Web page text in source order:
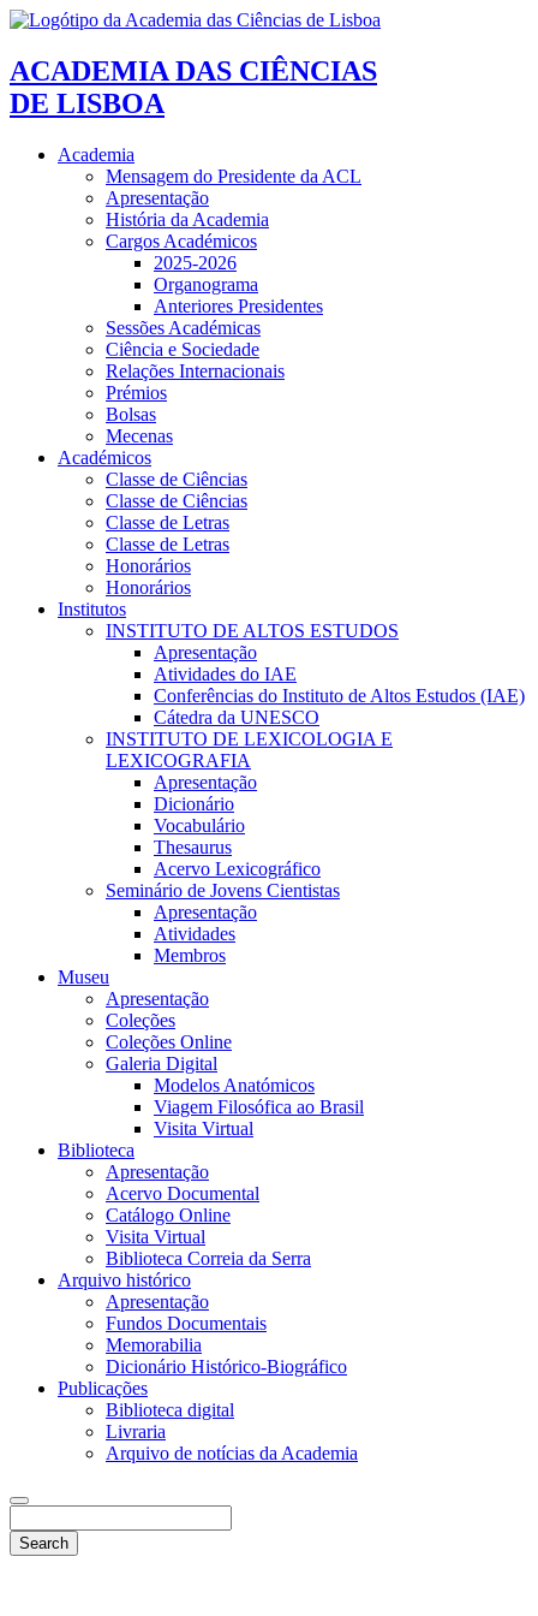
ACADEMIA DAS CIÊNCIAS
DE LISBOA
Academia
Mensagem do Presidente da ACL
Apresentação
História da Academia
Cargos Académicos
2025-2026
Organograma
Anteriores Presidentes
Sessões Académicas
Ciência e Sociedade
Relações Internacionais
Prémios
Bolsas
Mecenas
Académicos
Classe de Ciências
Classe de Ciências
Classe de Letras
Classe de Letras
Honorários
Honorários
Institutos
INSTITUTO DE ALTOS ESTUDOS
Apresentação
Atividades do IAE
Conferências do Instituto de Altos Estudos (IAE)
Cátedra da UNESCO
INSTITUTO DE LEXICOLOGIA E
LEXICOGRAFIA
Apresentação
Dicionário
Vocabulário
Thesaurus
Acervo Lexicográfico
Seminário de Jovens Cientistas
Apresentação
Atividades
Membros
Museu
Apresentação
Coleções
Coleções Online
Galeria Digital
Modelos Anatómicos
Viagem Filosófica ao Brasil
Visita Virtual
Biblioteca
Apresentação
Acervo Documental
Catálogo Online
Visita Virtual
Biblioteca Correia da Serra
Arquivo histórico
Apresentação
Fundos Documentais
Memorabilia
Dicionário Histórico-Biográfico
Publicações
Biblioteca digital
Livraria
Arquivo de notícias da Academia